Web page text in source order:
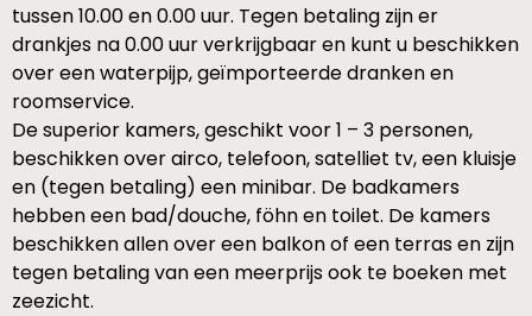
tussen 10.00 en 0.00 uur. Tegen betaling zijn er
drankjes na 0.00 uur verkrijgbaar en kunt u beschikken
over een waterpijp, geïmporteerde dranken en
roomservice.
De superior kamers, geschikt voor 1 – 3 personen,
beschikken over airco, telefoon, satelliet tv, een kluisje
en (tegen betaling) een minibar. De badkamers
hebben een bad/douche, föhn en toilet. De kamers
beschikken allen over een balkon of een terras en zijn
tegen betaling van een meerprijs ook te boeken met
zeezicht.